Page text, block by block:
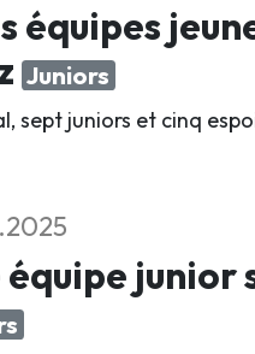
équipes
Juniors
sept juniors et cinq
équipe junior